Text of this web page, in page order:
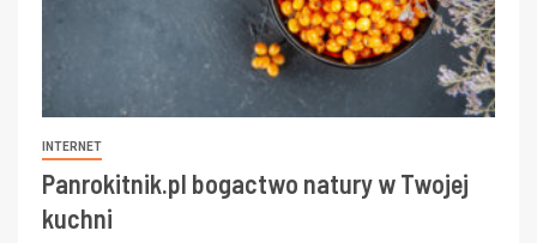
INTERNET
Panrokitnik.pl bogactwo natury w Twojej
kuchni